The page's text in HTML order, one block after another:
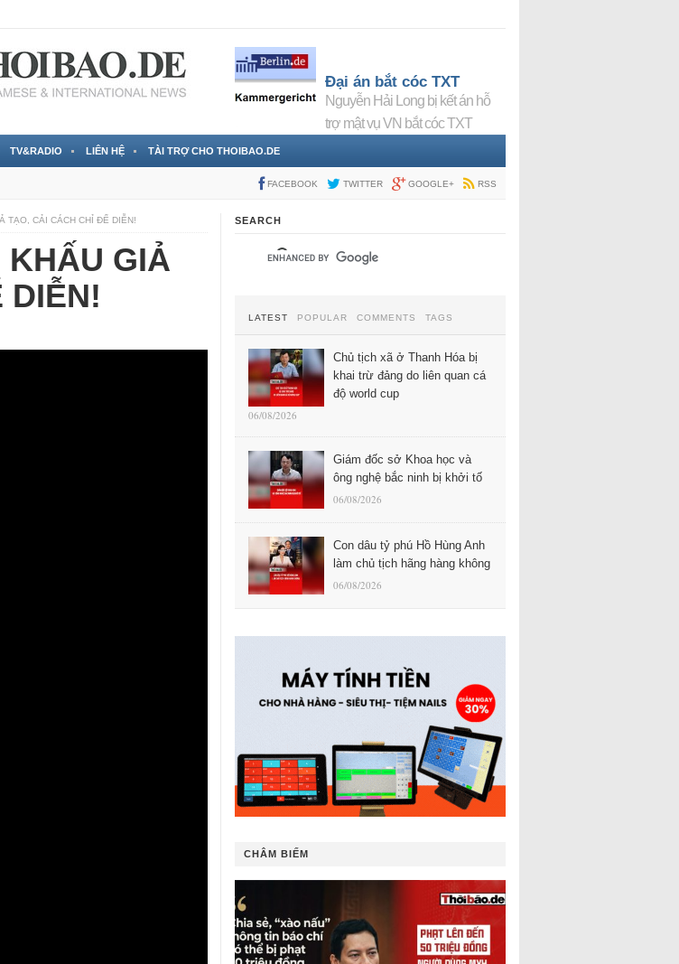
Đại án bắt cóc TXT
Nguyễn Hải Long bị kết án hỗ
trợ mật vụ VN bắt cóc TXT
TV&RADIO LIÊN HỆ TÀI TRỢ CHO THOIBAO.DE
FACEBOOK TWITTER GOOGLE+ RSS
TẠO, CẢI CÁCH CHỈ ĐỂ DIỄN!
GIẢ
DIỄN!
SEARCH
LATEST POPULAR COMMENTS TAGS
Chủ tịch xã ở Thanh Hóa bị
khai trừ đảng do liên quan cá
độ world cup
06/08/2026
Giám đốc sở Khoa học và
ông nghệ bắc ninh bị khởi tố
06/08/2026
Con dâu tỷ phú Hồ Hùng Anh
làm chủ tịch hãng hàng không
06/08/2026
CHÂM BIẾM